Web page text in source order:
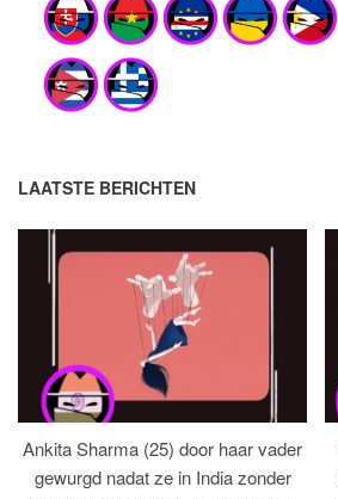
LAATSTE BERICHTEN
Ankita Sharma (25) door haar vader
gewurgd nadat ze in India zonder